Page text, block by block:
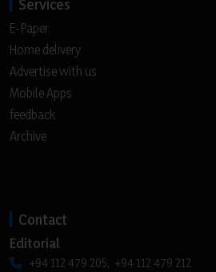
Services
E-Paper
Home delivery
Advertise with us
Mobile Apps
feedback
Archive
Contact
Editorial
+94 112 479 205, +94 112 479 212